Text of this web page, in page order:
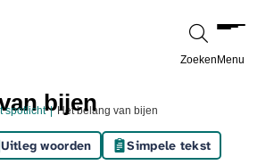
Zoeken Menu
spotlicht Het belang van bijen
bijen
Uitleg woorden Simpele tekst